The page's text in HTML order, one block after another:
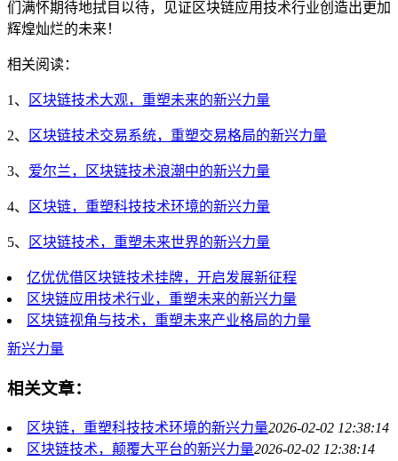
们满怀期待地拭目以待，见证区块链应用技术行业创造出更加
辉煌灿烂的未来！
相关阅读：
1、 区块链技术大观，重塑未来的新兴力量
2、 区块链技术交易系统，重塑交易格局的新兴力量
3、 爱尔兰，区块链技术浪潮中的新兴力量
4、 区块链，重塑科技技术环境的新兴力量
5、 区块链技术，重塑未来世界的新兴力量
亿优优借区块链技术挂牌，开启发展新征程
区块链应用技术行业，重塑未来的新兴力量
区块链视角与技术，重塑未来产业格局的力量
新兴力量
相关文章：
区块链，重塑科技技术环境的新兴力量2026-02-02 12:38:14
区块链技术，颠覆大平台的新兴力量2026-02-02 12:38:14